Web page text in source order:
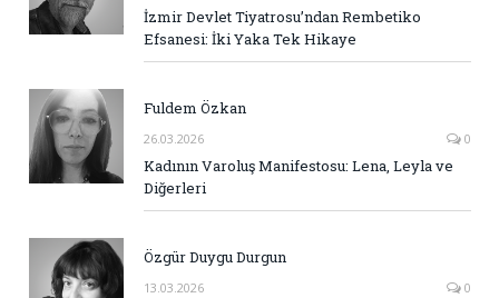
İzmir Devlet Tiyatrosu’ndan Rembetiko
Efsanesi: İki Yaka Tek Hikaye
Fuldem Özkan
26.03.2026 0
Kadının Varoluş Manifestosu: Lena, Leyla ve
Diğerleri
Özgür Duygu Durgun
13.03.2026 0